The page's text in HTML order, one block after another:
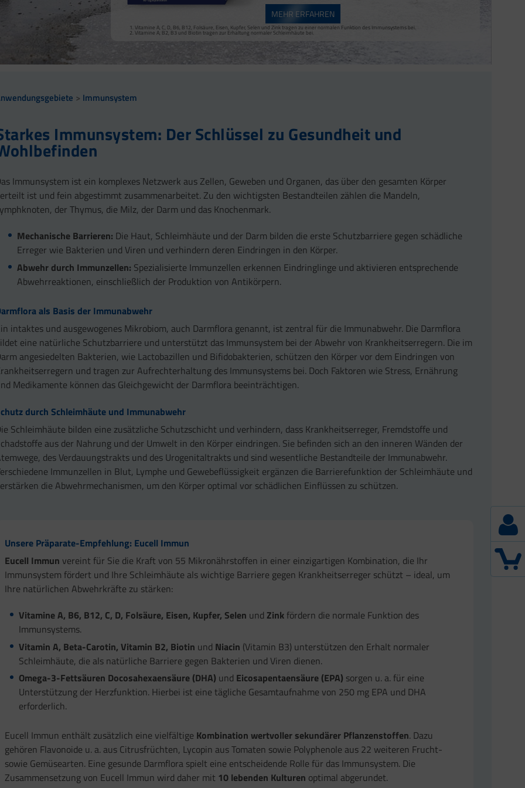
MEHR ERFAHREN
Vitamine A, C, D, B6, B12, Folsäure, Eisen, Kupfer, Selen und Zink tragen zu einer normalen Funktion des Immunsystems bei.
Vitamine A, B2, B3 und Biotin tragen zur Erhaltung normaler Schleimhäute bei.
Vitamine A, C, D, B6, B12, Folsäure, Eisen, Kupfer, Selen und Zink tragen zu einer normalen Funktion des Immunsystems bei.
Vitamin A, Beta-Carotin, Vitamine B2, B3 und Biotin tragen zur Erhaltung normaler Schleimhäute bei.
Calcium trägt zur normalen Funktion von Verdauungsenzymen bei. Zink trägt zu einem normalen Fettsäure- und Kohlenhydrat-Stoffwechsel
sowie zu einem normalen Stoffwechsel von Makronährstoffen bei.
Vitamin B2 und Biotin tragen zur Erhaltung normaler Schleimhäute (einschließlich Darmschleimhaut) bei.
Vitamin D und Zink tragen zur normalen Funktion des Immunsystems bei.
Vitamin D trägt zur normalen Funktion des Immunsystems bei.
Immunsystem
Immunsystem: Der Schlüssel zu Gesundheit und
Immunsystem ist ein komplexes Netzwerk aus Zellen, Geweben und Organen, das über den gesamten Körper
ist und fein abgestimmt zusammenarbeitet. Zu den wichtigsten Bestandteilen zählen die Mandeln,
der Thymus, die Milz, der Darm und das Knochenmark.
Mechanische Barrieren: Die Haut, Schleimhäute und der Darm bilden die erste Schutzbarriere gegen schädliche
Erreger wie Bakterien und Viren und verhindern deren Eindringen in den Körper.
Abwehr durch Immunzellen: Spezialisierte Immunzellen erkennen Eindringlinge und aktivieren entsprechende
Abwehrreaktionen, einschließlich der Produktion von Antikörpern.
als Basis der Immunabwehr
intaktes und ausgewogenes Mikrobiom, auch Darmflora genannt, ist zentral für die Immunabwehr. Die Darmflora
eine natürliche Schutzbarriere und unterstützt das Immunsystem bei der Abwehr von Krankheitserregern. Die im
angesiedelten Bakterien, wie Lactobazillen und Bifidobakterien, schützen den Körper vor dem Eindringen von
und tragen zur Aufrechterhaltung des Immunsystems bei. Doch Faktoren wie Stress, Ernährung
Medikamente können das Gleichgewicht der Darmflora beeinträchtigen.
durch Schleimhäute und Immunabwehr
Schleimhäute bilden eine zusätzliche Schutzschicht und verhindern, dass Krankheitserreger, Fremdstoffe und
aus der Nahrung und der Umwelt in den Körper eindringen. Sie befinden sich an den inneren Wänden der
des Verdauungstrakts und des Urogenitaltrakts und sind wesentliche Bestandteile der Immunabwehr.
Immunzellen in Blut, Lymphe und Gewebeflüssigkeit ergänzen die Barrierefunktion der Schleimhäute und
die Abwehrmechanismen, um den Körper optimal vor schädlichen Einflüssen zu schützen.
Unsere Präparate-Empfehlung: Eucell Immun
Eucell Immunvereint für Sie die Kraft von 55 Mikronährstoffen in einer einzigartigen Kombination, die Ihr
Immunsystem fördert und Ihre Schleimhäute als wichtige Barriere gegen Krankheitserreger schützt – ideal, um
Ihre natürlichen Abwehrkräfte zu stärken:
Vitamine A, B6, B12, C, D, Folsäure, Eisen, Kupfer, Selen und Zinkfördern die normale Funktion des
Immunsystems.
Vitamin A, Beta-Carotin, Vitamin B2, Biotin und Niacin (Vitamin B3) unterstützen den Erhalt normaler
Schleimhäute, die als natürliche Barriere gegen Bakterien und Viren dienen.
Omega-3-Fettsäuren Docosahexaensäure (DHA) und Eicosapentaensäure (EPA) sorgen u. a. für eine
Unterstützung der Herzfunktion. Hierbei ist eine tägliche Gesamtaufnahme von 250 mg EPA und DHA
erforderlich.
Eucell Immun enthält zusätzlich eine vielfältige Kombination wertvoller sekundärer Pflanzenstoffen. Dazu
gehören Flavonoide u. a. aus Citrusfrüchten, Lycopin aus Tomaten sowie Polyphenole aus 22 weiteren Frucht-
sowie Gemüsearten. Eine gesunde Darmflora spielt eine entscheidende Rolle für das Immunsystem. Die
Zusammensetzung von Eucell Immun wird daher mit 10 lebenden Kulturen optimal abgerundet.